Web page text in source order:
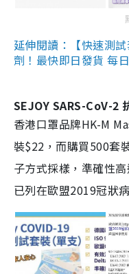
延伸閱讀：【快速測
劑！最快即日發貨 每
SEJOY SARS-CoV-2
香港口罩品牌HK-M
裝$22，而購買500套
子方式採樣，準確性
已列在歐盟2019冠狀